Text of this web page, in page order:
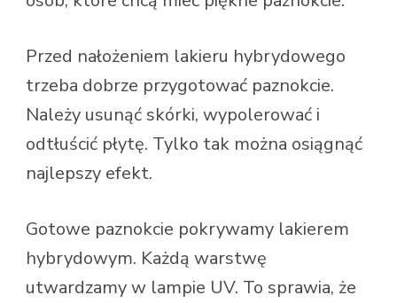
Przed nałożeniem lakieru hybrydowego
trzeba dobrze przygotować paznokcie.
Należy usunąć skórki, wypolerować i
odtłuścić płytę. Tylko tak można osiągnąć
najlepszy efekt.
Gotowe paznokcie pokrywamy lakierem
hybrydowym. Każdą warstwę
utwardzamy w lampie UV. To sprawia, że